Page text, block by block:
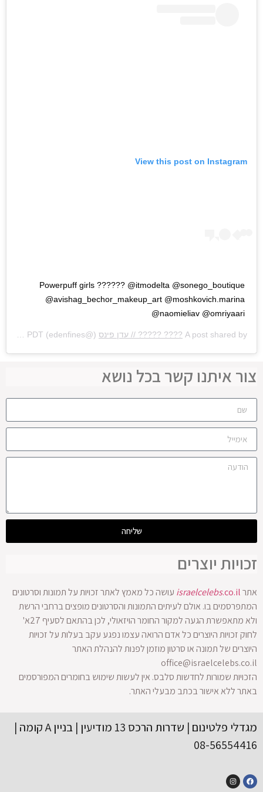
View this post on Instagram
Powerpuff girls ?????? @itmodelta @sonego_boutique
@avishag_bechor_makeup_art @moshkovich.marina
@naomieliav @omriyaari
A post shared by ???? ????? // עדן פינס (@edenfines) on
Sep 2, 2016 at 4:53am PDT
צור איתנו קשר בכל נושא
שליחה
זכויות יוצרים
אתר israelcelebs.co.il
עושה כל מאמץ לאתר זכויות על תמונות וסרטונים
המתפרסמים בו. אולם לעיתים התמונות והסרטונים מופצים ברחבי הרשת
ולא מתאפשרת הגעה למקור החומר הויזאולי, לכן בהתאם לסעיף 27א'
לחוק זכויות היוצרים כל אדם הרואה עצמו נפגע עקב בעלות על זכויות
היוצרים של תמונה או סרטון מוזמן לפנות להנהלת האתר
office@israelcelebs.co.il
הזכויות שמורות לחדשות סלבס. אין לעשות שימוש בחומרים המפורסמים
באתר ללא אישור בכתב מבעלי האתר.
מגדלי פלטינום | שדרות הרכס 13 מודיעין | בניין A קומה |
08-56554416